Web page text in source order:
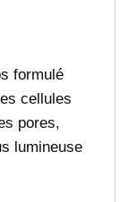
formulé
cellules
pores,
lumineuse